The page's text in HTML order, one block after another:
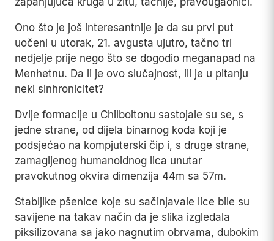
Ono što je još interesantnije je da su prvi put
uočeni u utorak, 21. avgusta ujutro, tačno tri
nedjelje prije nego što se dogodio meganapad na
Menhetnu. Da li je ovo slučajnost, ili je u pitanju
neki sinhronicitet?
Dvije formacije u Chilboltonu sastojale su se, s
jedne strane, od dijela binarnog koda koji je
podsjećao na kompjuterski čip i, s druge strane,
zamagljenog humanoidnog lica unutar
pravokutnog okvira dimenzija 44m sa 57m.
Stabljike pšenice koje su sačinjavale lice bile su
savijene na takav način da je slika izgledala
piksilizovana sa jako nagnutim obrvama, dubokim